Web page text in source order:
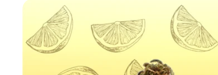
Menjen a
termékinformációhoz